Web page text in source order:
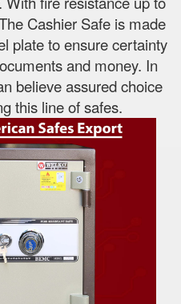
Cashier Safe is made
plate to ensure certainty
and money. In
believe assured choice
this line of safes.